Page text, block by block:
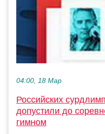
04:00, 18 Мар
Российских
допустили до
гимном